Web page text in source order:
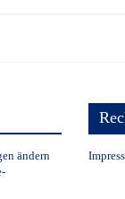
ändern